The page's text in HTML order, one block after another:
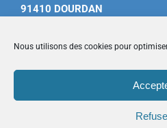
Nous utilisons des cookies pour
91410 DOURDAN
contact@ccdourdannais.com
Accueil|Plan du site|